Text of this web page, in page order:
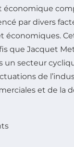
économique
par divers
économiques.
que Jacquet
un secteur
de
et de la